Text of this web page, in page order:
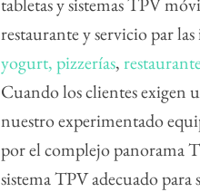
tabletas y sistemas TPV
restaurante y servicio par
yogurt, pizzerías,
Cuando los clientes exigen
nuestro experimentado
por el complejo panorama
sistema TPV adecuado